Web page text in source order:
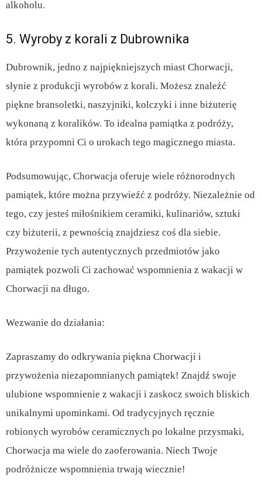
alkoholu.
5. Wyroby z korali z Dubrownika
Dubrownik, jedno z najpiękniejszych miast Chorwacji,
słynie z produkcji wyrobów z korali. Możesz znaleźć
piękne bransoletki, naszyjniki, kolczyki i inne biżuterię
wykonaną z koralików. To idealna pamiątka z podróży,
która przypomni Ci o urokach tego magicznego miasta.
Podsumowując, Chorwacja oferuje wiele różnorodnych
pamiątek, które można przywieźć z podróży. Niezależnie od
tego, czy jesteś miłośnikiem ceramiki, kulinariów, sztuki
czy biżuterii, z pewnością znajdziesz coś dla siebie.
Przywożenie tych autentycznych przedmiotów jako
pamiątek pozwoli Ci zachować wspomnienia z wakacji w
Chorwacji na długo.
Wezwanie do działania:
Zapraszamy do odkrywania piękna Chorwacji i
przywożenia niezapomnianych pamiątek! Znajdź swoje
ulubione wspomnienie z wakacji i zaskocz swoich bliskich
unikalnymi upominkami. Od tradycyjnych ręcznie
robionych wyrobów ceramicznych po lokalne przysmaki,
Chorwacja ma wiele do zaoferowania. Niech Twoje
podróżnicze wspomnienia trwają wiecznie!